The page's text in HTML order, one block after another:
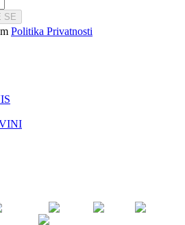
SE
Politika Privatnosti